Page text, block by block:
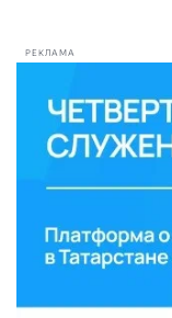
РЕКЛАМА